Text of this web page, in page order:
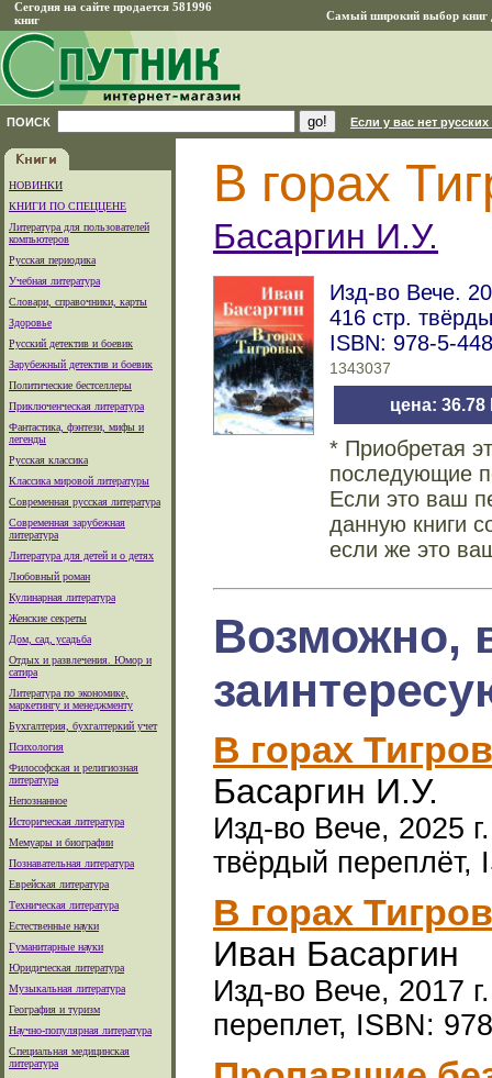
Сегодня на сайте продается 581996
книг
Самый широкий выбор книг
ПОИСК Если у вас нет
НОВИНКИ
КНИГИ ПО СПЕЦЦЕНЕ
Литература для пользователей
компьютеров
Русская периодика
Учебная литература
Словари, справочники, карты
Здоровье
Русский детектив и боевик
Зарубежный детектив и боевик
Политические бестселлеры
Приключенческая литература
Фантастика, фэнтези, мифы и
легенды
Русская классика
Классика мировой литературы
Современная русская литература
Современная зарубежная
литература
Литература для детей и о детях
Любовный роман
Кулинарная литература
Женские секреты
Дом, сад, усадьба
Отдых и развлечения. Юмор и
сатира
Литература по экономике,
маркетингу и менеджменту
Бухгалтерия, бухгалтеркий учет
Психология
Философская и религиозная
литература
Непознанное
Историческая литература
Мемуары и биографии
Познавательная литература
Еврейская литература
Техническая литература
Естественные науки
Гуманитарные науки
Юридическая литература
Музыкальная литература
География и туризм
Научно-популярная литература
Специальная медицинская
литература
В горах
Басаргин И.У.
Изд-во Вече.
416 стр.
ISBN: 978-5-
1343037
цена: 36.78
* Приобретая
последующие
Если это ваш
данную книги
если же это
Возможно,
В горах
Басаргин И.У.
Изд-во Вече, 2025
твёрдый переплёт,
В горах
Иван Басаргин
Изд-во Вече, 2017
переплет, ISBN: